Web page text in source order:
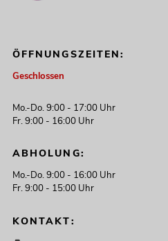
ÖFFNUNGSZEITEN:
Geschlossen
Mo.-Do. 9:00 - 17:00 Uhr
Fr. 9:00 - 16:00 Uhr
ABHOLUNG:
Mo.-Do. 9:00 - 16:00 Uhr
Fr. 9:00 - 15:00 Uhr
KONTAKT: